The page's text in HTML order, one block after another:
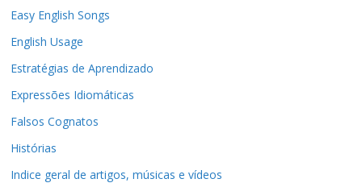
Easy English Songs
English Usage
Estratégias de Aprendizado
Expressões Idiomáticas
Falsos Cognatos
Histórias
Indice geral de artigos, músicas e vídeos